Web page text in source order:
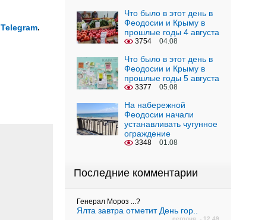
Telegram.
Что было в этот день в
Феодосии и Крыму в
прошлые годы 4 августа
3754 04.08
Что было в этот день в
Феодосии и Крыму в
прошлые годы 5 августа
3377 05.08
На набережной
Феодосии начали
устанавливать чугунное
ограждение
3348 01.08
Последние комментарии
Генерал Мороз ...?
Ялта завтра отметит День гор..
сегодня - 12.49